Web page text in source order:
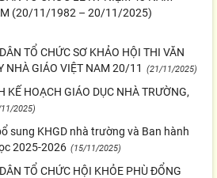
(20/11/1982 – 20/11/2025)
TỔ CHỨC SƠ KHẢO HỘI THI VĂN
NHÀ GIÁO VIỆT NAM 20/11
(21/11/2025)
KẾ HOẠCH GIÁO DỤC NHÀ TRƯỜNG,
2025)
sung KHGD nhà trường và Ban hành
2025-2026 (15/11/2025)
TỔ CHỨC HỘI KHỎE PHÙ ĐỔNG